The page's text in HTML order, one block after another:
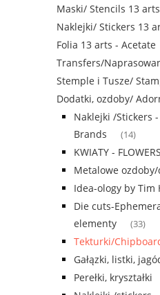
Maski/ Stencils 13 arts
Naklejki/ Stickers 13
Folia 13 arts - Acetate
Transfers/
Stemple i Tusze/
Dodatki, ozdoby/
Naklejki /Stickers
Brands
(14)
KWIATY - FLOWERS
Metalowe
Idea-ology by Tim
Die cuts-
elementy
(33)
Tekturki/
Gałązki, listki,
Perełki, kryształki